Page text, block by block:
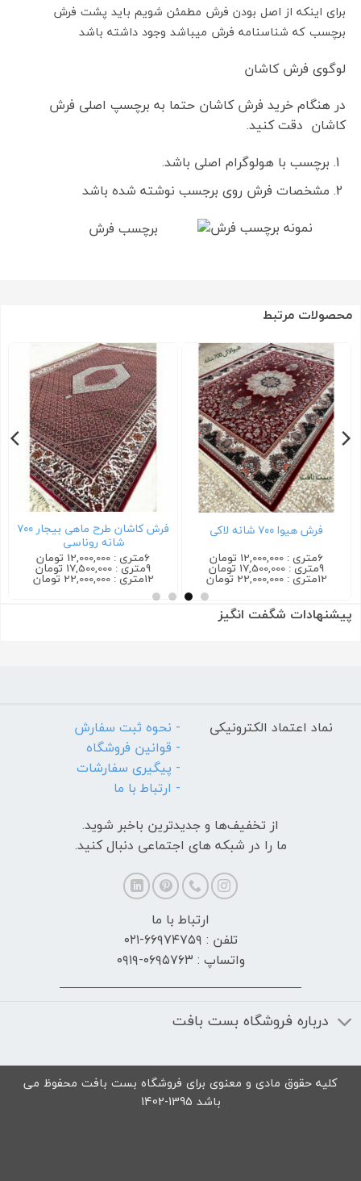
برای اینکه از اصل بودن فرش مطمئن شویم باید پشت فرش
برچسب که شناسنامه فرش میباشد وجود داشته باشد
لوگوی فرش کاشان
در هنگام خرید فرش کاشان حتما به برچسپ اصلی فرش
کاشان دقت کنید.
برچسب با هولوگرام اصلی باشد.
مشخصات فرش روی برجسب نوشته شده باشد
نمونه برچسب فرش
محصولات مرتبط
فرش هیوا ۷۰۰ شانه لاکی
6متری : 12,000,000 تومان
9متری : 17,500,000 تومان
12متری : 22,000,000 تومان
فرش کاشان طرح ماهی بیجار ۷۰۰
شانه روناسی
6متری : 12,000,000 تومان
9متری : 17,500,000 تومان
12متری : 22,000,000 تومان
پیشنهادات شگفت انگیز
نماد اعتماد الکترونیکی
- نحوه ثبت سفارش
- قوانین فروشگاه
- پیگیری سفارشات
- ارتباط با ما
از تخفیف‌ها و جدیدترین‌ باخبر شوید.
ما را در شبکه های اجتماعی دنبال کنید.
ارتباط با ما
تلفن : ۶۶۹۷۴۷۵۹-۰۲۱
واتساپ : ۰۶۹۵۷۶۳-۰۹۱۹
درباره فروشگاه بست بافت
کلیه حقوق مادی و معنوی برای فروشگاه بست بافت محفوظ می
باشد 1395-1402